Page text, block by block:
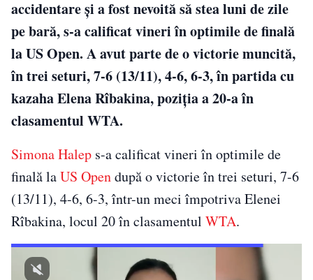
accidentare și a fost nevoită să stea luni de zile
pe bară, s-a calificat vineri în optimile de finală
la US Open. A avut parte de o victorie muncită,
în trei seturi, 7-6 (13/11), 4-6, 6-3, în partida cu
kazaha Elena Rîbakina, poziţia a 20-a în
clasamentul WTA.
Simona Halep s-a calificat vineri în optimile de
finală laUS Opendupă o victorie în trei seturi, 7-6
(13/11), 4-6, 6-3, într-un meci împotriva Elenei
Rîbakina, locul 20 în clasamentul WTA.